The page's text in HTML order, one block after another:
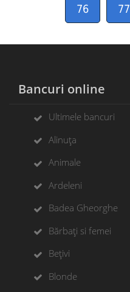
76 77
Bancuri online
Ultimele bancuri
Alinuța
Animale
Ardeleni
Badea Gheorghe
Bărbați si femei
Bețivi
Blonde